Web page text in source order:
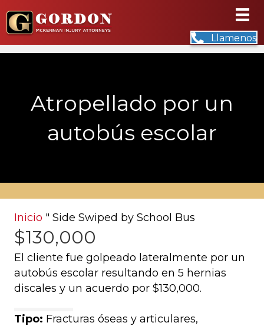
Llamenos
Atropellado por un
autobús escolar
Inicio " Side Swiped by School Bus
$130,000
El cliente fue golpeado lateralmente por un
autobús escolar resultando en 5 hernias
discales y un acuerdo por $130,000.
Tipo: Fracturas óseas y articulares,